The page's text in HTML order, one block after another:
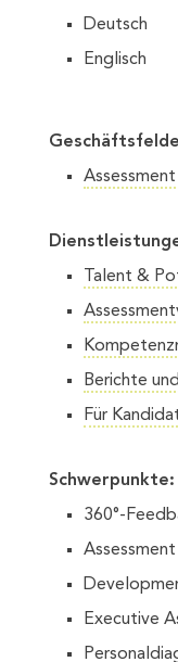
Deutsch
Englisch
Assessment
Talent &
Berichte
Für
Schwerpunkte:
360°-
Executive